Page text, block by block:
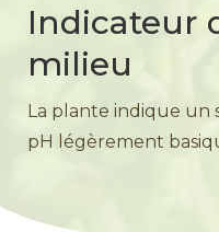
Indicateur
milieu
La plante indique un
pH légèrement